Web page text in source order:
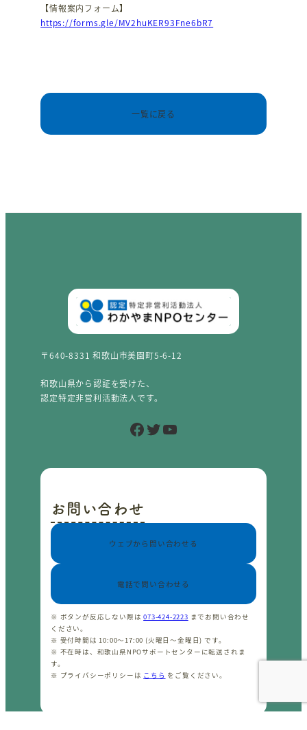
【情報案内フォーム】
https://forms.gle/MV2huKER93Fne6bR7
一覧に戻る
〒640-8331 和歌山市美園町5-6-12
和歌山県から認証を受けた、
認定特定非営利活動法人です。
Facebook Twitter YouTube
お問い合わせ
ウェブから問い合わせる
電話で問い合わせる
※ ボタンが反応しない際は073-424-2223 までお問い合わせ
ください。
※ 受付時間は 10:00〜17:00 (火曜日〜金曜日) です。
※ 不在時は、和歌山県NPOサポートセンターに転送されま
す。
※ プライバシーポリシーは こちら をご覧ください。